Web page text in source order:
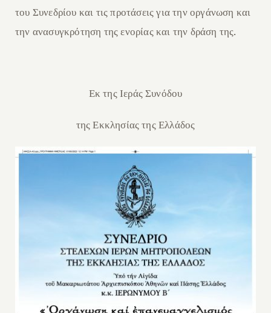
του Συνεδρίου και τις προτάσεις για την οργάνωση και
την ανασυγκρότηση της ενορίας και την δράση της.
Εκ της Ιεράς Συνόδου
της Εκκλησίας της Ελλάδος